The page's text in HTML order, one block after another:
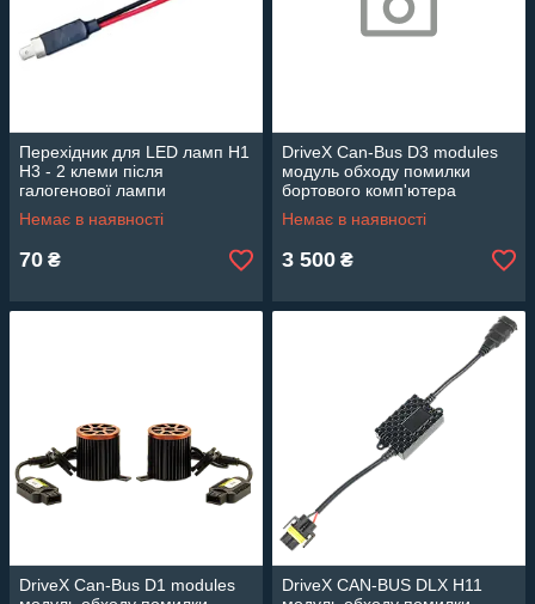
Перехідник для LED ламп H1
H3 - 2 клеми після
галогенової лампи
Немає в наявності
70 ₴
DriveX Can-Bus D3 modules
модуль обходу помилки
бортового комп'ютера
Немає в наявності
3 500 ₴
DriveX Can-Bus D1 modules
DriveX CAN-BUS DLX H11